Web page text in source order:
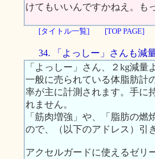
けてもいいんですかねえ。も
[タイトル一覧] [TOP PAGE]
34. 「よっしー」さんも減
「よっしー」さん、２kg減量
一般に売られている体脂肪計
率が主に計測されます。手に
れません。
「筋肉増強」や、「脂肪の
ので、（以下のアドレス）引
アクセルガードに使えるゼリ